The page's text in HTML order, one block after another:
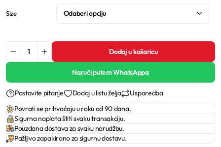
Size
Dodaj u košaricu
Naruči putem WhatsAppa
Postavite pitanje Dodaj u listu želja
Usporedba
Povrati se prihvaćaju u roku od 90 dana.
Sigurna naplata štiti svaku transakciju.
Pouzdana dostava za svaku narudžbu.
Pažljivo zapakirano za sigurnu dostavu.